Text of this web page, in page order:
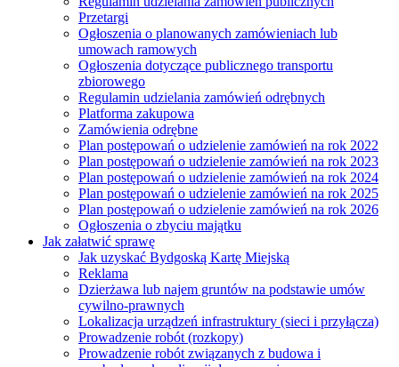
Przetargi
Ogłoszenia o planowanych zamówieniach lub
umowach ramowych
Ogłoszenia dotyczące publicznego transportu
zbiorowego
Regulamin udzielania zamówień odrębnych
Platforma zakupowa
Zamówienia odrębne
Plan postępowań o udzielenie zamówień na rok 2022
Plan postępowań o udzielenie zamówień na rok 2023
Plan postępowań o udzielenie zamówień na rok 2024
Plan postępowań o udzielenie zamówień na rok 2025
Plan postępowań o udzielenie zamówień na rok 2026
Ogłoszenia o zbyciu majątku
Jak załatwić sprawę
Jak uzyskać Bydgoską Kartę Miejską
Reklama
Dzierżawa lub najem gruntów na podstawie umów
cywilno-prawnych
Lokalizacja urządzeń infrastruktury (sieci i przyłącza)
Prowadzenie robót (rozkopy)
Prowadzenie robót związanych z budowa i